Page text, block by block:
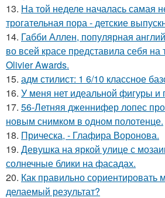
13. На той неделе началась самая
трогательная пора - детские
14. Габби Аллен, популярная
во всей красе представила себя
Olivier Awards.
15. адм стилист: 1 6/10 классное
16. У меня нет идеальной фигуры и
17. 56-Летняя дженнифер лопес
новым снимком в одном полотенце.
18. Прическа, - Глафира Воронова.
19. Девушка на яркой улице с
солнечные блики на фасадах.
20. Как правильно сориентировать
делаемый результат?